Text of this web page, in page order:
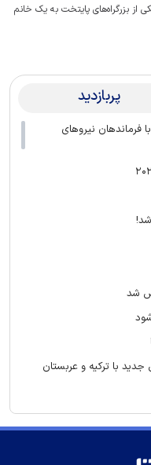
از بزرگراه‌های پایتخت به یک خانم
پربازدید
فرماندهان نیرو‌های
جدید با ترکیه و عربستان